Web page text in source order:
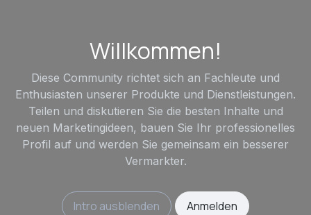
Willkommen!
Diese Community richtet sich an Fachleute und
Enthusiasten unserer Produkte und Dienstleistungen.
Teilen und diskutieren Sie die besten Inhalte und
neuen Marketingideen, bauen Sie Ihr professionelles
Profil auf und werden Sie gemeinsam ein besserer
Vermarkter.
Intro ausblenden Anmelden